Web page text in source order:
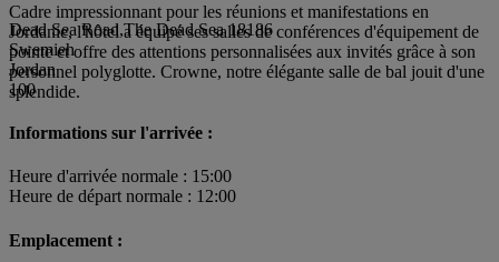
Cadre impressionnant pour les réunions et manifestations en
Jordanie, l'hôtel a équipé ses salles de conférences d'équipement de
pointe et offre des attentions personnalisées aux invités grâce à son
personnel polyglotte. Crowne, notre élégante salle de bal jouit d'une
splendide.
Dead Sea Road,The Dead Sea 18186
Swemieh
Jordan
100
Informations sur l'arrivée :
Heure d'arrivée normale : 15:00
Heure de départ normale : 12:00
Emplacement :